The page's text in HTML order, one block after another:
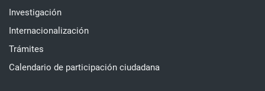
Investigación
Internacionalización
Trámites
Calendario de participación ciudadana